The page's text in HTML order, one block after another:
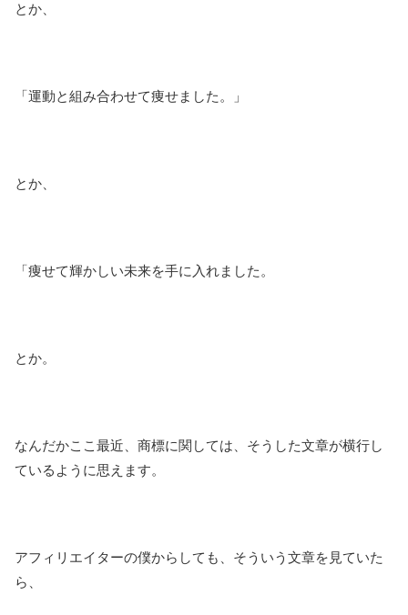
とか、
「運動と組み合わせて痩せました。」
とか、
「痩せて輝かしい未来を手に入れました。
とか。
なんだかここ最近、商標に関しては、そうした文章が横行し
ているように思えます。
アフィリエイターの僕からしても、そういう文章を見ていた
ら、